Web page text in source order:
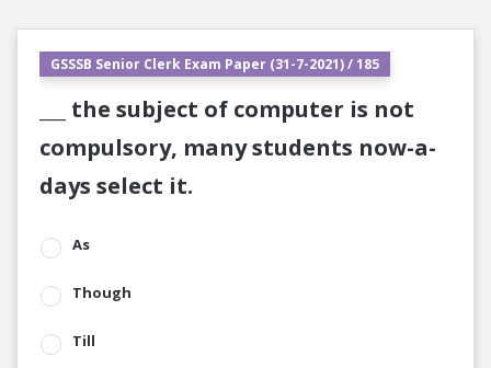
GSSSB Senior Clerk Exam Paper (31-7-2021) / 185
___ the subject of computer is not
compulsory, many students now-a-
days select it.
As
Though
Till